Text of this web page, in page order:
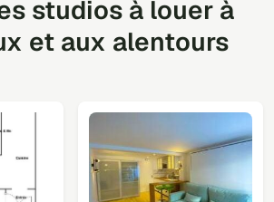
studios à louer à
et aux alentours